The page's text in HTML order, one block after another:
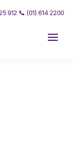
912 📞 (01) 614 2200